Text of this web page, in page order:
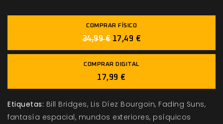
COMPRAR FÍSICO
34,99 € 17,49 €
COMPRAR DIGITAL
17,99 €
Etiquetas: Bill Bridges Lis Díez Bourgoin Fading Suns
fantasía espacial mundos exteriores psíquicos